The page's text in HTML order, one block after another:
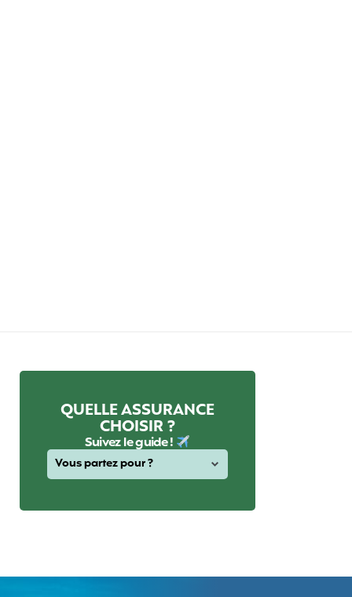
QUELLE ASSURANCE
CHOISIR ?
Suivez le guide !